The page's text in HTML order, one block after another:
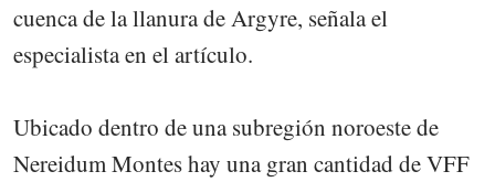
cuenca de la llanura de Argyre, señala el
especialista en el artículo.
Ubicado dentro de una subregión noroeste de
Nereidum Montes hay una gran cantidad de VFF